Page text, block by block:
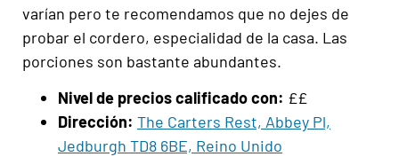
varían pero te recomendamos que no dejes de
probar el cordero, especialidad de la casa. Las
porciones son bastante abundantes.
Nivel de precios calificado con: ££
Dirección: The Carters Rest, Abbey Pl,
Jedburgh TD8 6BE, Reino Unido